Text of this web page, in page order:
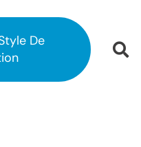
De